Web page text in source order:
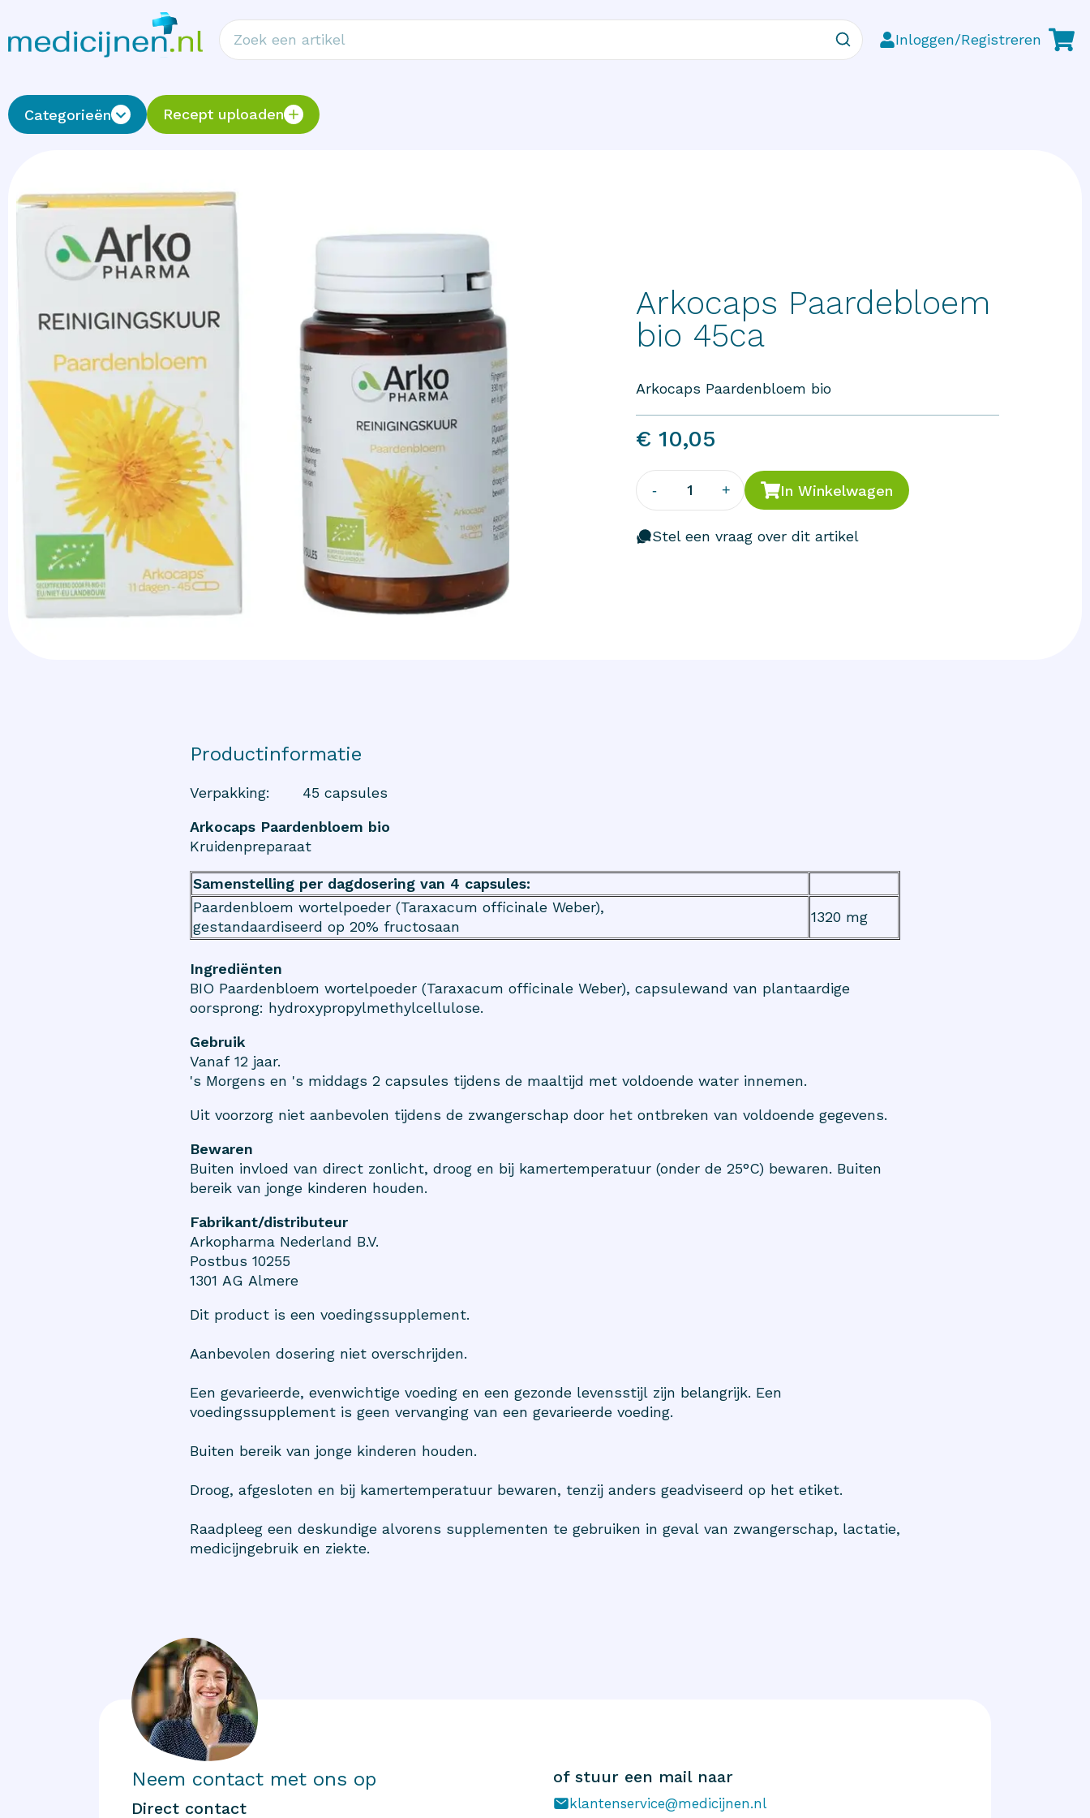
Inloggen/Registreren
Categorieën Recept uploaden
Arkocaps Paardebloem
bio 45ca
Arkocaps Paardenbloem bio
€ 10,05
- 1 + In Winkelwagen
Stel een vraag over dit artikel
Productinformatie
Verpakking:
45 capsules
Arkocaps Paardenbloem bio
Kruidenpreparaat
Samenstelling per dagdosering van 4 capsules:
Paardenbloem wortelpoeder (Taraxacum officinale Weber),
gestandaardiseerd op 20% fructosaan
1320 mg
Ingrediënten
BIO Paardenbloem wortelpoeder (Taraxacum officinale Weber), capsulewand van plantaardige
oorsprong: hydroxypropylmethylcellulose.
Gebruik
Vanaf 12 jaar.
's Morgens en 's middags 2 capsules tijdens de maaltijd met voldoende water innemen.
Uit voorzorg niet aanbevolen tijdens de zwangerschap door het ontbreken van voldoende gegevens.
Bewaren
Buiten invloed van direct zonlicht, droog en bij kamertemperatuur (onder de 25°C) bewaren. Buiten
bereik van jonge kinderen houden.
Fabrikant/distributeur
Arkopharma Nederland B.V.
Postbus 10255
1301 AG Almere
Dit product is een voedingssupplement.
Aanbevolen dosering niet overschrijden.
Een gevarieerde, evenwichtige voeding en een gezonde levensstijl zijn belangrijk. Een
voedingssupplement is geen vervanging van een gevarieerde voeding.
Buiten bereik van jonge kinderen houden.
Droog, afgesloten en bij kamertemperatuur bewaren, tenzij anders geadviseerd op het etiket.
Raadpleeg een deskundige alvorens supplementen te gebruiken in geval van zwangerschap, lactatie,
medicijngebruik en ziekte.
Neem contact met ons op
Direct contact
of stuur een mail naar
klantenservice@medicijnen.nl